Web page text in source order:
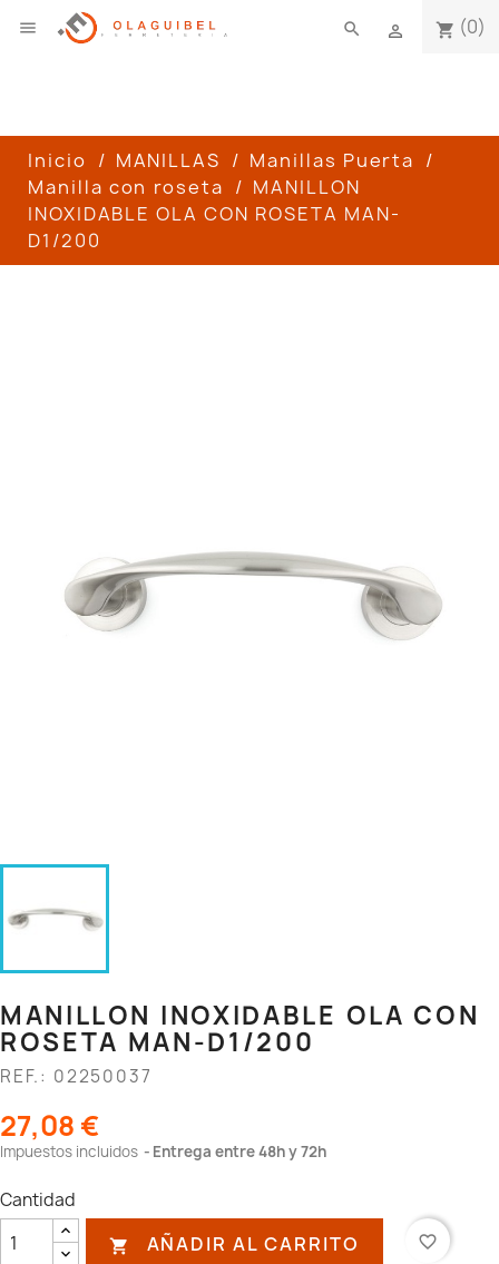
 shopping_cart (0)

search
Inicio MANILLAS
Manillas Puerta
Manilla con roseta
MANILLON
INOXIDABLE OLA CON ROSETA MAN-
D1/200
MANILLON INOXIDABLE OLA CON
ROSETA MAN-D1/200
REF.: 02250037
27,08 €
Impuestos incluidos Entrega entre 48h y 72h
Cantidad
 AÑADIR AL CARRITO favorite_border